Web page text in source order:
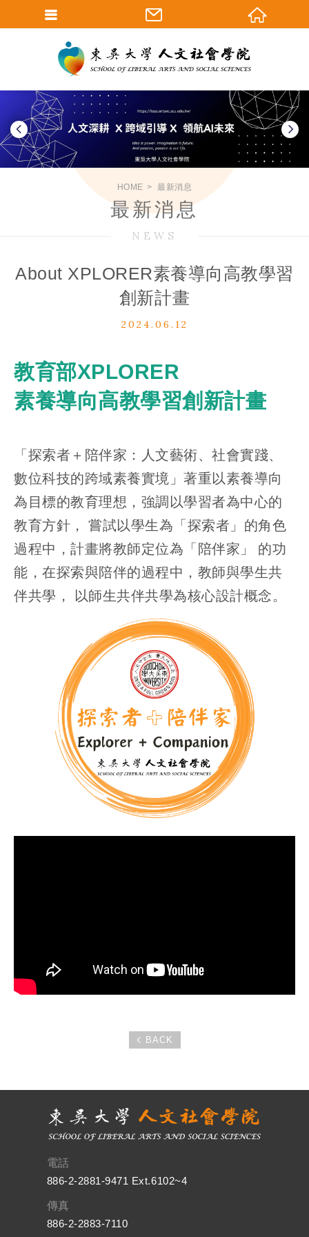
HOME 最新消息
最新消息
NEWS
About XPLORER素養導向高教學習
創新計畫
2024.06.12
教育部XPLORER
素養導向高教學習創新計畫
「探索者＋陪伴家：人文藝術、社會實踐、
數位科技的跨域素養實境」著重以素養導向
為目標的教育理想，強調以學習者為中心的
教育方針， 嘗試以學生為「探索者」的角色
過程中，計畫將教師定位為「陪伴家」 的功
能，在探索與陪伴的過程中，教師與學生共
伴共學， 以師生共伴共學為核心設計概念。
BACK
電話
886-2-2881-9471 Ext.6102~4
傳真
886-2-2883-7110